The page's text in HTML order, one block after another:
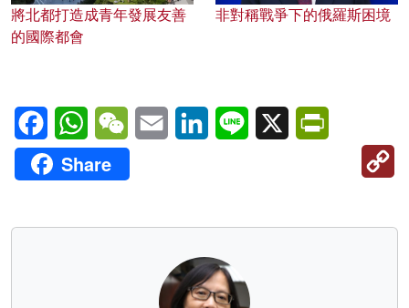
將北都打造成青年發展友善
的國際都會
非對稱戰爭下的俄羅斯困境
FacebookWhatsAppWeChatEmail LinkedInLine X
Share